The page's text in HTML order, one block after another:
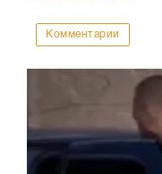
Комментарии